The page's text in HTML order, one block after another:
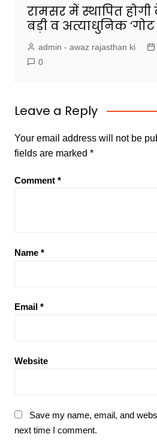
रामसर में स्थापित
बड़ी व अत्याधुनिक
admin - awaz rajasthan ki
0
Leave a Reply
Your email address will not be
fields are marked *
Comment *
Name *
Email *
Website
Save my name, email, and
next time I comment.